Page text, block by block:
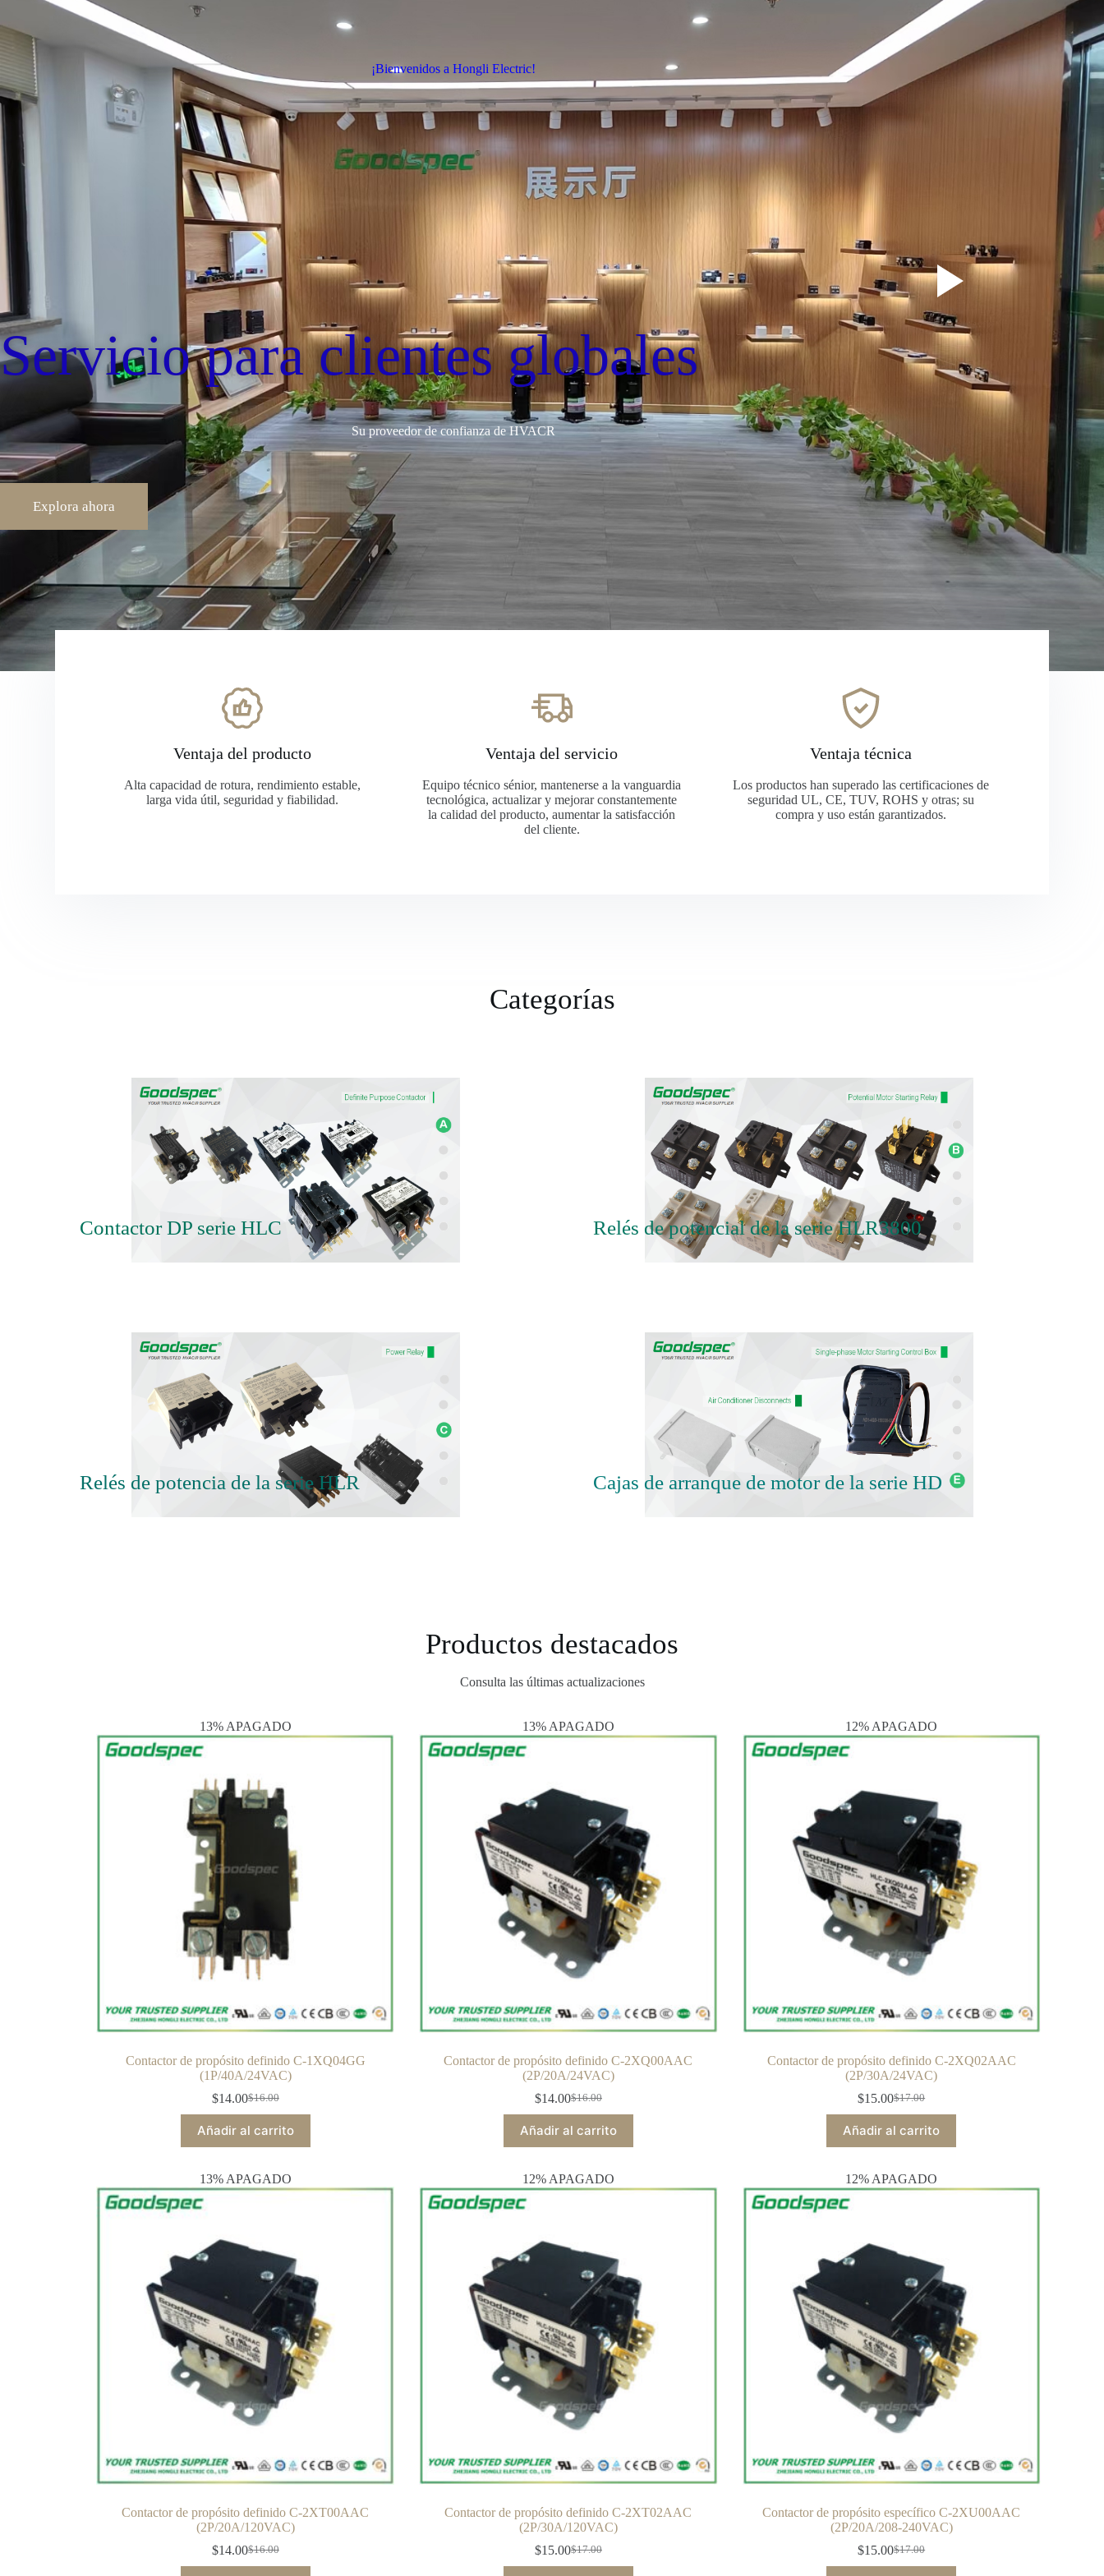
¡Bienvenidos a Hongli Electric!
Servicio para clientes globales
Su proveedor de confianza de HVACR
Explora ahora
Ventaja del producto
Alta capacidad de rotura, rendimiento estable,
larga vida útil, seguridad y fiabilidad.
Ventaja del servicio
Equipo técnico sénior, mantenerse a la vanguardia
tecnológica, actualizar y mejorar constantemente
la calidad del producto, aumentar la satisfacción
del cliente.
Ventaja técnica
Los productos han superado las certificaciones de
seguridad UL, CE, TUV, ROHS y otras; su
compra y uso están garantizados.
Categorías
Contactor DP serie HLC Relés de potencial de la serie HLR3800
Relés de potencia de la serie HLR Cajas de arranque de motor de la serie HD
Productos destacados
Consulta las últimas actualizaciones
13% APAGADO
Contactor de propósito definido C-1XQ04GG
(1P/40A/24VAC)
$16.00
$14.00
Añadir al carrito
13% APAGADO
Contactor de propósito definido C-2XQ00AAC
(2P/20A/24VAC)
$16.00
$14.00
Añadir al carrito
12% APAGADO
Contactor de propósito definido C-2XQ02AAC
(2P/30A/24VAC)
$17.00
$15.00
Añadir al carrito
13% APAGADO
Contactor de propósito definido C-2XT00AAC
(2P/20A/120VAC)
$16.00
$14.00
12% APAGADO
Contactor de propósito definido C-2XT02AAC
(2P/30A/120VAC)
$17.00
$15.00
12% APAGADO
Contactor de propósito específico C-2XU00AAC
(2P/20A/208-240VAC)
$17.00
$15.00